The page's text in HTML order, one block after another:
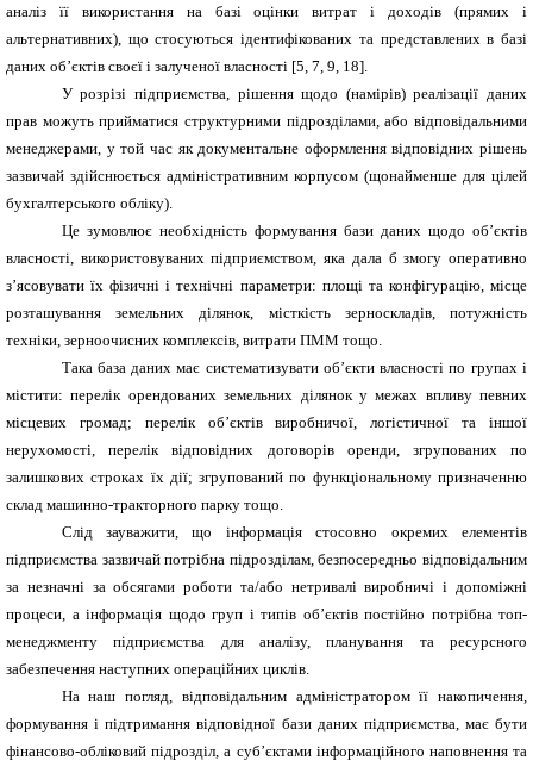
аналіз її використання на базі оцінки витрат і доходів (прямих і
альтернативних), що стосуються ідентифікованих та представлених в базі
даних об’єктів своєї і залученої власності [5, 7, 9, 18].
У розрізі підприємства, рішення щодо (намірів) реалізації даних
прав можуть прийматися структурними підрозділами, або відповідальними
менеджерами, у той час як документальне оформлення відповідних рішень
зазвичай здійснюється адміністративним корпусом (щонайменше для цілей
бухгалтерського обліку).
Це зумовлює необхідність формування бази даних щодо об’єктів
власності, використовуваних підприємством, яка дала б змогу оперативно
з’ясовувати їх фізичні і технічні параметри: площі та конфігурацію, місце
розташування земельних ділянок, місткість зерноскладів, потужність
техніки, зерноочисних комплексів, витрати ПММ тощо.
Така база даних має систематизувати об’єкти власності по групах і
містити: перелік орендованих земельних ділянок у межах впливу певних
місцевих громад; перелік об’єктів виробничої, логістичної та іншої
нерухомості, перелік відповідних договорів оренди, згрупованих по
залишкових строках їх дії; згрупований по функціональному призначенню
склад машинно-тракторного парку тощо.
Слід зауважити, що інформація стосовно окремих елементів
підприємства зазвичай потрібна підрозділам, безпосередньо відповідальним
за незначні за обсягами роботи та/або нетривалі виробничі і допоміжні
процеси, а інформація щодо груп і типів об’єктів постійно потрібна топ-
менеджменту підприємства для аналізу, планування та ресурсного
забезпечення наступних операційних циклів.
На наш погляд, відповідальним адміністратором її накопичення,
формування і підтримання відповідної бази даних підприємства, має бути
фінансово-обліковий підрозділ, а суб’єктами інформаційного наповнення та